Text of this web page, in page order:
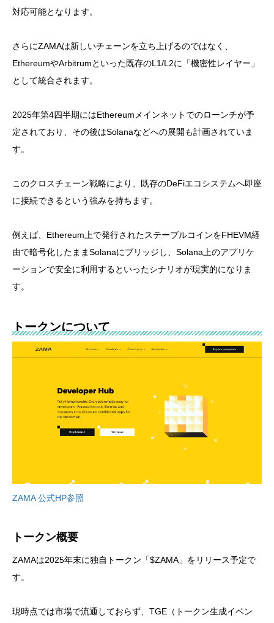
対応可能となります。
さらにZAMAは新しいチェーンを立ち上げるのではなく、
EthereumやArbitrumといった既存のL1/L2に「機密性レイヤー」
として統合されます。
2025年第4四半期にはEthereumメインネットでのローンチが予
定されており、その後はSolanaなどへの展開も計画されていま
す。
このクロスチェーン戦略により、既存のDeFiエコシステムへ即座
に接続できるという強みを持ちます。
例えば、Ethereum上で発行されたステーブルコインをFHEVM経
由で暗号化したままSolanaにブリッジし、Solana上のアプリケ
ーションで安全に利用するといったシナリオが現実的になりま
す。
トークンについて
ZAMA 公式HP参照
トークン概要
ZAMAは2025年末に独自トークン「$ZAMA」をリリース予定で
す。
現時点では市場で流通しておらず、TGE（トークン生成イベン